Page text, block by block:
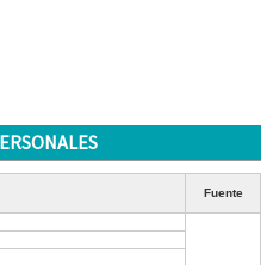
Fuente